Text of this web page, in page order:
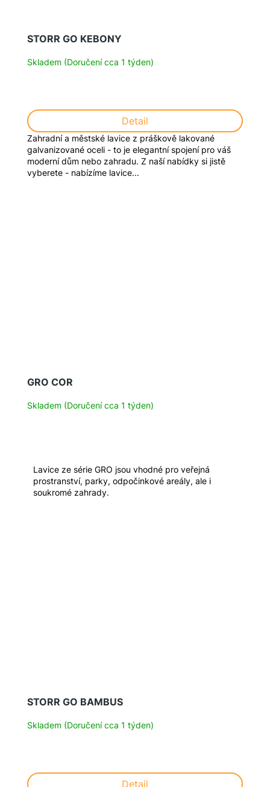
STORR GO KEBONY
Skladem (Doručení cca 1 týden)
Detail
Zahradní a městské lavice z práškově lakované
galvanizované oceli - to je elegantní spojení pro váš
moderní dům nebo zahradu. Z naší nabídky si jistě
vyberete - nabízíme lavice...
GRO COR
Skladem (Doručení cca 1 týden)
Lavice ze série GRO jsou vhodné pro veřejná
prostranství, parky, odpočinkové areály, ale i
soukromé zahrady.
STORR GO BAMBUS
Skladem (Doručení cca 1 týden)
Detail